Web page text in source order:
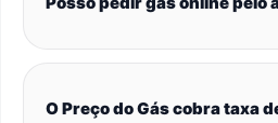
O Preço do Gás cobra taxa